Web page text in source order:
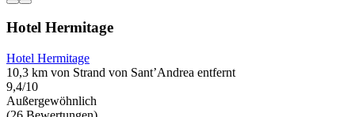
Hotel Hermitage
Hotel Hermitage
10,3 km von Strand von Sant’Andrea entfernt
9,4/10
Außergewöhnlich